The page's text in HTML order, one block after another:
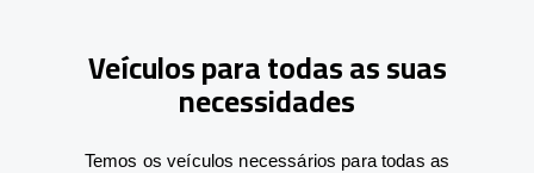
Veículos para todas as suas
necessidades
Temos os veículos necessários para todas as